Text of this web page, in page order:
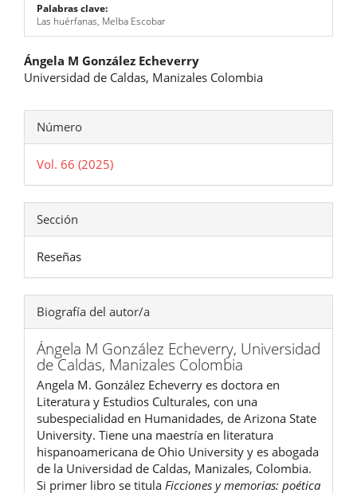
Palabras clave:
Las huérfanas, Melba Escobar
Contenido
principal
del
artículo
Ángela M González Echeverry
Universidad de Caldas, Manizales Colombia
Detalles
del
artículo
Número
Vol. 66 (2025)
Sección
Reseñas
Biografía del autor/a
Ángela M González Echeverry, Universidad
de Caldas, Manizales Colombia
Angela M. González Echeverry es doctora en
Literatura y Estudios Culturales, con una
subespecialidad en Humanidades, de Arizona State
University. Tiene una maestría en literatura
hispanoamericana de Ohio University y es abogada
de la Universidad de Caldas, Manizales, Colombia.
Si primer libro se titula Ficciones y memorias: poética